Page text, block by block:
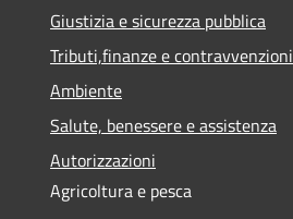
Giustizia e sicurezza pubblica
Tributi,finanze e contravvenzioni
Ambiente
Salute, benessere e assistenza
Autorizzazioni
Agricoltura e pesca